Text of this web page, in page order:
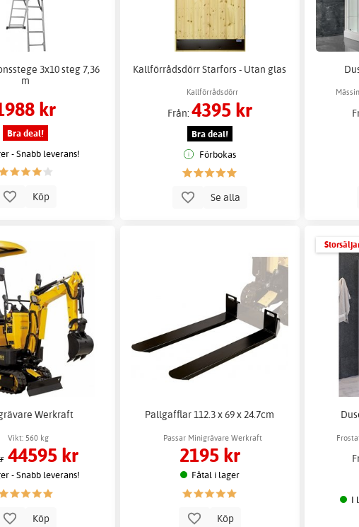
3x10 steg 7,36
m
kr
Bra deal!
- Snabb leverans!
Köp
Kallförrådsdörr Starfors - Utan glas
Kallförrådsdörr
Från: 4395 kr
Bra deal!
Förbokas
Se alla
Werkraft
Vikt: 560 kg
44595 kr
- Snabb leverans!
Köp
Pallgafflar 112.3 x 69 x 24.7cm
Passar Minigrävare Werkraft
2195 kr
Fåtal i lager
Köp
I